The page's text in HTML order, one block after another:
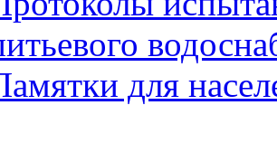
для